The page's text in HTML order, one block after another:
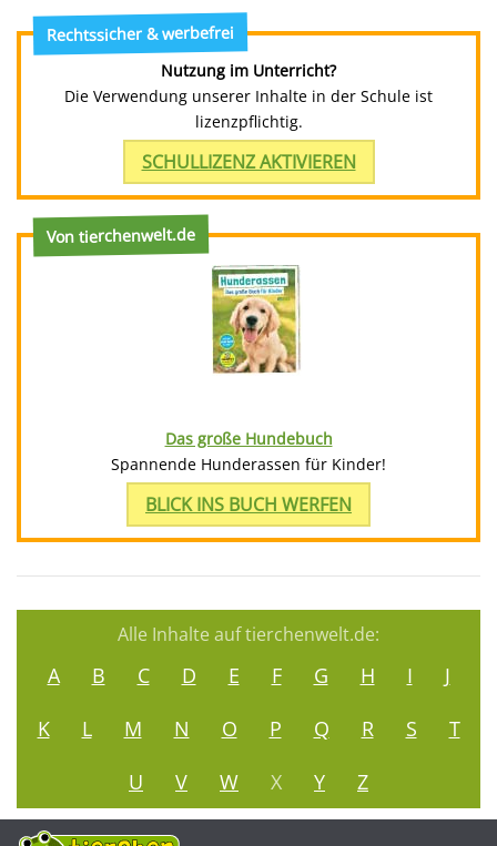
Rechtssicher & werbefrei
Nutzung im Unterricht?
Die Verwendung unserer Inhalte in der Schule ist
lizenzpflichtig.
SCHULLIZENZ AKTIVIEREN
Von tierchenwelt.de
Das große Hundebuch
Spannende Hunderassen für Kinder!
BLICK INS BUCH WERFEN
Alle Inhalte auf tierchenwelt.de:
A B C D E F G H I
J
K
L M N O P Q R S
T
U
V W X Y Z